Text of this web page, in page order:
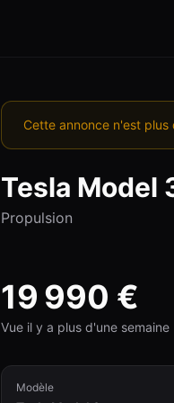
Cette annonce n'est plus
Tesla Model
Propulsion
19 990 €
Vue il y a plus d'une semaine
Modèle